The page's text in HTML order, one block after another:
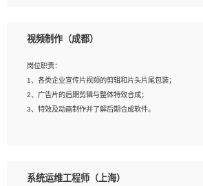
上；
3、想象力丰富, 有一定的艺术审美深度；
4、有良好的场景特效搭建功底；
5、熟悉 3Ds Max 或者 Maya；
6、有良好的沟通能力和团队合作意识；
视频制作（成都）
岗位职责：
1、各类企业宣传片视频的剪辑和片头片尾包装；
2、广告片的后期剪辑与整体特效合成；
3、特效及动画制作并了解后期合成软件。
2、熟练使用After Effect、Photo Shop、熟练掌握视频剪
系统运维工程师（上海）